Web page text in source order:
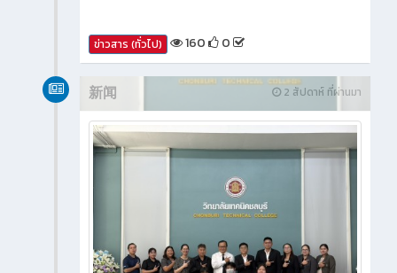
ข่าวสาร (ทั่วไป) 160 0
2 สัปดาห์ ที่ผ่านมา
新闻